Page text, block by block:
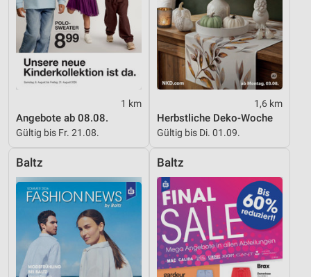
1 km
Angebote ab 08.08.
Gültig bis Fr. 21.08.
1,6 km
Herbstliche Deko-Woche
Gültig bis Di. 01.09.
Baltz Baltz